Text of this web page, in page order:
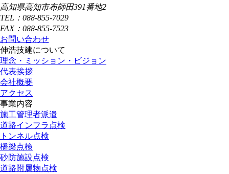
高知県高知市布師田391番地2
TEL：088-855-7029
FAX：088-855-7523
お問い合わせ
伸浩技建について
理念・ミッション・ビジョン
代表挨拶
会社概要
アクセス
事業内容
施工管理者派遣
道路インフラ点検
トンネル点検
橋梁点検
砂防施設点検
道路附属物点検